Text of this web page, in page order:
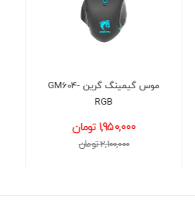
موس سیمی گرین مدل GM
302
1,200,000 تومان
1,400,000 تومان